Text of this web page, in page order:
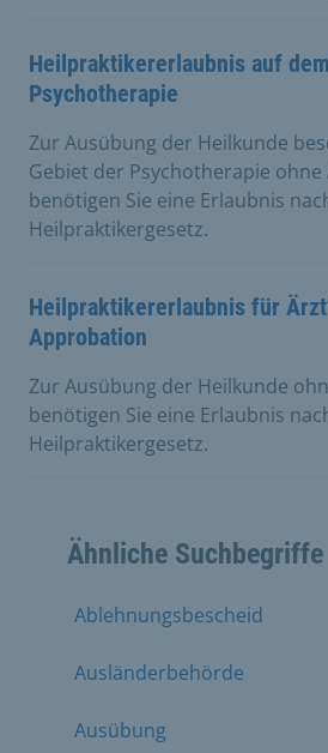
Heilpraktikererlaubnis auf
Psychotherapie
Zur Ausübung der Heilkunde
Gebiet der Psychotherapie
benötigen Sie eine Erlaubnis
Heilpraktikergesetz.
Heilpraktikererlaubnis für
Approbation
Zur Ausübung der Heilkunde
benötigen Sie eine Erlaubnis
Heilpraktikergesetz.
Ähnliche Suchbegriffe
Ablehnungsbescheid
Ausländerbehörde
Ausübung